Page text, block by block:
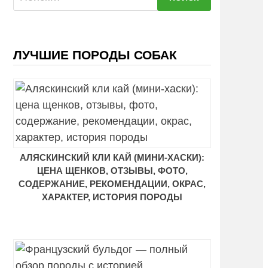
ЛУЧШИЕ ПОРОДЫ СОБАК
АЛЯСКИНСКИЙ КЛИ КАЙ (МИНИ-ХАСКИ):
ЦЕНА ЩЕНКОВ, ОТЗЫВЫ, ФОТО,
СОДЕРЖАНИЕ, РЕКОМЕНДАЦИИ, ОКРАС,
ХАРАКТЕР, ИСТОРИЯ ПОРОДЫ